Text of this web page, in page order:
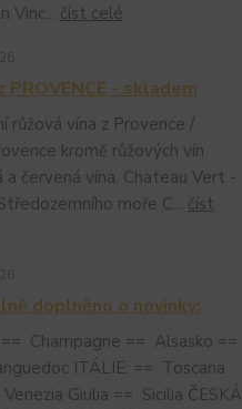
Vinc... číst celé
PROVENCE - skladem
růžová vína z Provence /
kromě růžových vín
a červená vína. Chateau Vert -
moře C... číst
doplněno o novinky:
== Champagne == Alsasko ==
ITÁLIE: == Toscana
Giulia == Sicilia ČESKÁ